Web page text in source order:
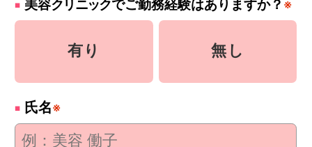
美容クリニックでご勤務経験はありますか？ ※
有り 無し
氏名※